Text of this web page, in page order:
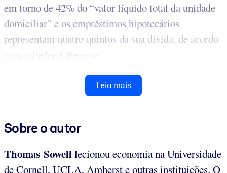
em torno de 42% do “valor líquido total da unidade
domiciliar” e os empréstimos hipotecários
representam quatro quintos da sua dívida, de acordo
com o Federal Reserve...
Leia mais
Sobre o autor
Thomas Sowelllecionou economia na Universidade
de Cornell, UCLA, Amherst e outras instituições. O